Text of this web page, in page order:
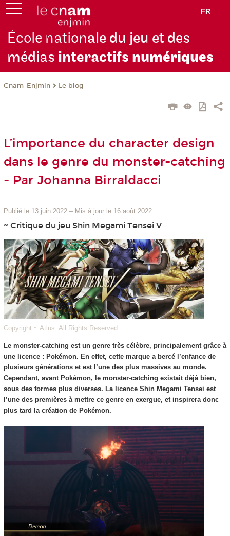
FR
École nationale du jeu et des
médias interactifs numériques
Cnam-Enjmin Le blog
L’importance du character design
dans le genre du monster-catching
- Par Johanna Birraldacci
Publié le 13 juin 2022 – Mis à jour le 16 août 2022
~ Critique du jeu Shin Megami Tensei V
Copyright ~ Atlus. All Rights Reserved.
Le monster-catching est un genre très célèbre, principalement grâce à
une licence : Pokémon. En effet, cette marque a bercé l’enfance de
plusieurs générations et est l’une des plus massives au monde.
Cependant, avant Pokémon, le monster-catching existait déjà bien,
sous des formes plus diverses. La licence Shin Megami Tensei est
l’une des premières à mettre ce genre en exergue, et inspirera donc
plus tard la création de Pokémon.